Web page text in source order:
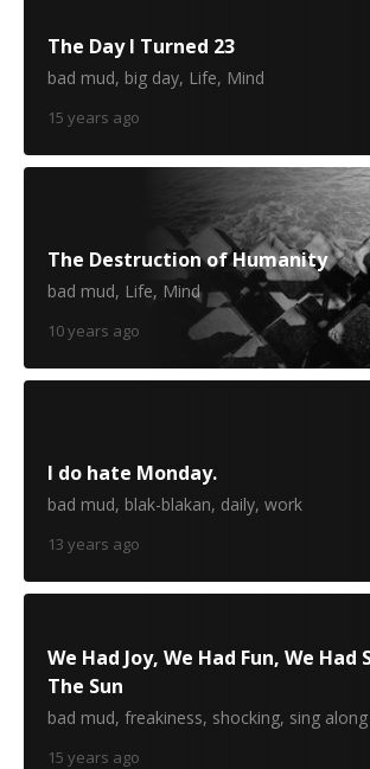
The Day I Turned 23
bad mud, big day, Life, Mind
15 years ago
The Destruction of Humanity
bad mud, Life, Mind
10 years ago
I do hate Monday.
bad mud, blak-blakan, daily, work
13 years ago
We Had Joy, We Had Fun, We Had
The Sun
bad mud, freakiness, shocking, sing along
15 years ago